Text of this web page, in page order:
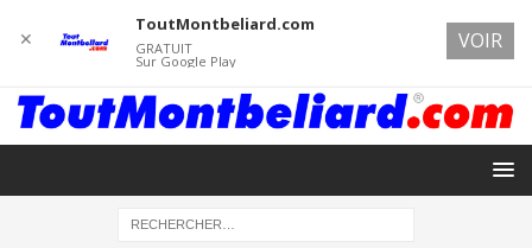
✕
ToutMontbeliard.com
GRATUIT
Sur Google Play
VOIR